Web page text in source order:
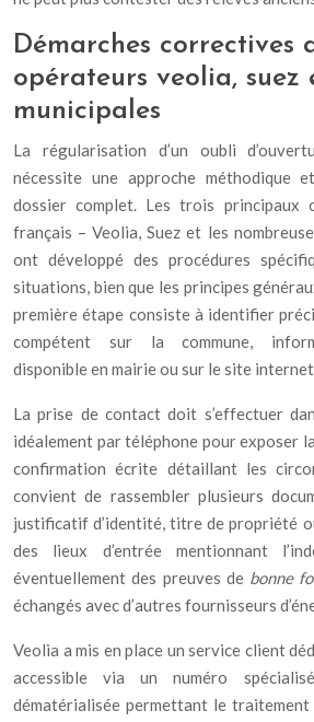
Démarches correctives
opérateurs veolia, suez
municipales
La régularisation d’un oubli
nécessite une approche méthodique
dossier complet. Les trois principaux
français – Veolia, Suez et les
ont développé des procédures
situations, bien que les principes
première étape consiste à identifier
compétent sur la commune,
disponible en mairie ou sur le site
La prise de contact doit s’effectuer
idéalement par téléphone pour exposer
confirmation écrite détaillant les
convient de rassembler plusieurs
justificatif d’identité, titre de propriété
des lieux d’entrée mentionnant
éventuellement des preuves de bonne
échangés avec d’autres fournisseurs
Veolia a mis en place un service client
accessible via un numéro
dématérialisée permettant le traitement